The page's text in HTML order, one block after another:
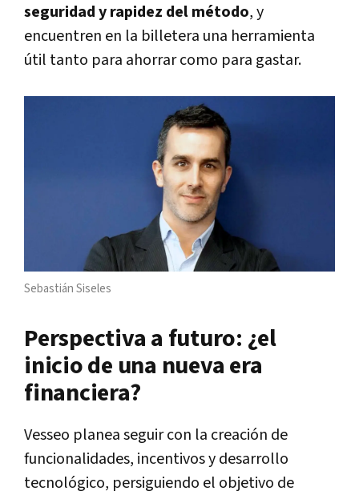
seguridad y rapidez del método, y
encuentren en la billetera una herramienta
útil tanto para ahorrar como para gastar.
Sebastián Siseles
Perspectiva a futuro: ¿el
inicio de una nueva era
financiera?
Vesseo planea seguir con la creación de
funcionalidades, incentivos y desarrollo
tecnológico, persiguiendo el objetivo de